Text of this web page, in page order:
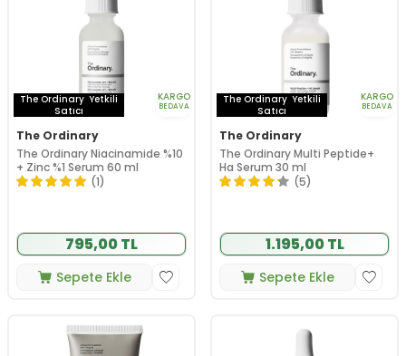
The Ordinary Yetkili
Satıcı
KARGO
BEDAVA
The Ordinary
The Ordinary Niacinamide %10
+ Zinc %1 Serum 60 ml
(1)
795,00 TL
Sepete Ekle
The Ordinary Yetkili
Satıcı
KARGO
BEDAVA
The Ordinary
The Ordinary Multi Peptide+
Ha Serum 30 ml
(5)
1.195,00 TL
Sepete Ekle